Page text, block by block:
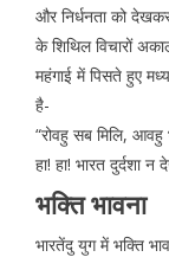
और निर्धनता को
के शिथिल विचारों
महंगाई में पिसते हुए
है-
“रोवहु सब मिलि, आवहु
हा! हा! भारत दुर्दशा न
भक्ति भावना
भारतेंदु युग में भक्ति